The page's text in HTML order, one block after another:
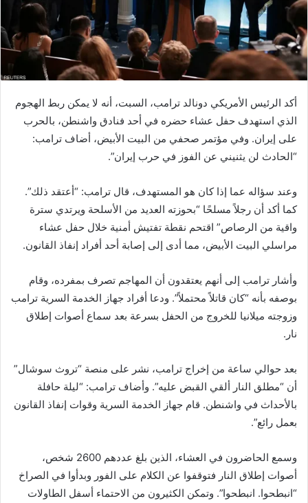
أكد الرئيس الأمريكي دونالد ترامب، السبت، أنه لا يمكن ربط الهجوم
الذي استهدف حفل عشاء حضره في أحد فنادق واشنطن، بالحرب
على إيران. وفي مؤتمر صحفي من البيت الأبيض، أضاف ترامب:
“الحادث لن يثنيني عن الفوز في حرب إيران”.
وعند سؤاله عما إذا كان هو المستهدف، قال ترامب: “أعتقد ذلك”.
كما أكد أن رجلاً مسلحًا “بحوزته العديد من الأسلحة ويرتدي سترة
واقية من الرصاص” اقتحم نقطة تفتيش أمنية خلال حفل عشاء
مراسلي البيت الأبيض، مما أدى إلى إصابة أحد أفراد إنفاذ القانون.
وأشار ترامب إلى أنهم يعتقدون أن المهاجم تصرف بمفرده، وقام
بوصفه بأنه “كان قاتلاً محتملاً”. ودعا أفراد جهاز الخدمة السرية ترامب
وزوجته ميلانيا للخروج من الحفل بسرعة بعد سماع أصوات إطلاق
نار.
بعد حوالي ساعة من إخراج ترامب، نشر على منصة “تروث سوشال”
أن “مطلق النار ألقي القبض عليه”. وأضاف ترامب: “ليلة حافلة
بالأحداث في واشنطن. قام جهاز الخدمة السرية وقوات إنفاذ القانون
بعمل رائع”.
وسمع الحاضرون في العشاء، الذين بلغ عددهم 2600 شخص،
أصوات إطلاق النار فتوقفوا عن الكلام على الفور وبدأوا في الصراخ
“انبطحوا. انبطحوا”. وتمكن الكثيرون من الاحتماء أسفل الطاولات